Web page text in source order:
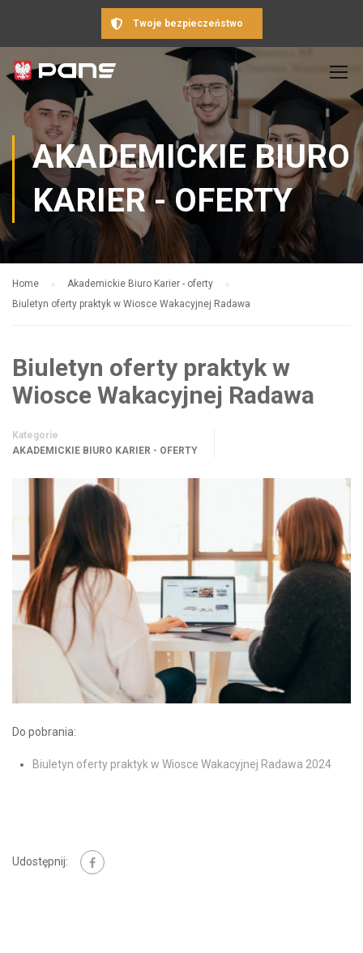
Twoje bezpieczeństwo
AKADEMICKIE BIURO
KARIER - OFERTY
Home
Akademickie Biuro Karier - oferty
Biuletyn oferty praktyk w Wiosce Wakacyjnej Radawa
Biuletyn oferty praktyk w
Wiosce Wakacyjnej Radawa
Kategorie
AKADEMICKIE BIURO KARIER - OFERTY
Do pobrania:
Biuletyn oferty praktyk w Wiosce Wakacyjnej Radawa 2024
Udostępnij: